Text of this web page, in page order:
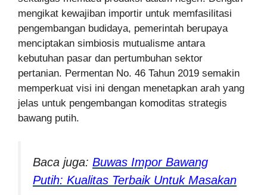
mengikat kewajiban importir untuk memfasilitasi
pengembangan budidaya, pemerintah berupaya
menciptakan simbiosis mutualisme antara
kebutuhan pasar dan pertumbuhan sektor
pertanian. Permentan No. 46 Tahun 2019 semakin
memperkuat visi ini dengan menetapkan arah yang
jelas untuk pengembangan komoditas strategis
bawang putih.
Baca juga: Buwas Impor Bawang
Putih: Kualitas Terbaik Untuk Masakan